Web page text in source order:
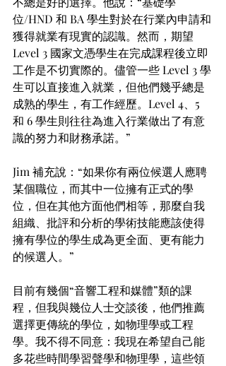
位/HND 和 BA 學生對於在行業內申請和
獲得就業有現實的認識。然而，期望
Level 3 國家文憑學生在完成課程後立即
工作是不切實際的。儘管一些 Level 3 學
生可以直接進入就業，但他們幾乎總是
成熟的學生，有工作經歷。Level 4、5
和 6 學生則往往為進入行業做出了有意
識的努力和財務承諾。”
Jim 補充說：“如果你有兩位候選人應聘
某個職位，而其中一位擁有正式的學
位，但在其他方面他們相等，那麼自我
組織、批評和分析的學術技能應該使得
擁有學位的學生成為更全面、更有能力
的候選人。”
目前有幾個“音響工程和媒體”類的課
程，但我與幾位人士交談後，他們推薦
選擇更傳統的學位，如物理學或工程
學。我不得不同意：我現在希望自己能
多花些時間學習聲學和物理學，這些領